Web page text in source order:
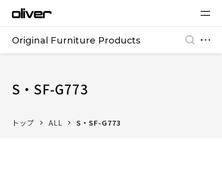
Original Furniture Products
S・SF-G773
トップ ALL S・SF-G773